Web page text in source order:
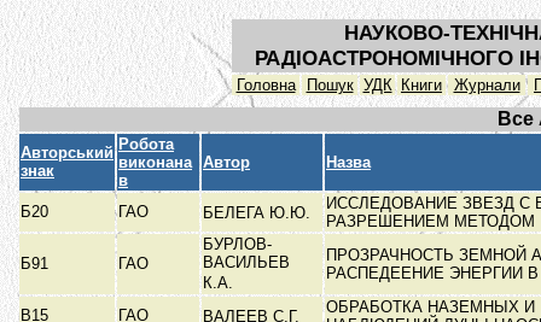
НАУКОВО-
РАДІОАСТРОНОМІЧНОГО
Головна Пошук УДК Книги Журнали
Все
Авторський
знак
Робота
виконана
в
Автор Назва
Б20 ГАО БЕЛЕГА Ю.Ю.
ИССЛЕДОВАНИЕ ЗВЕЗД
РАЗРЕШЕНИЕМ
Б91 ГАО
БУРЛОВ-
ВАСИЛЬЕВ
К.А.
ПРОЗРАЧНОСТЬ ЗЕМНОЙ
РАСПЕДЕЕНИЕ ЭНЕРГИИ
В15 ГАО ВАЛЕЕВ С.Г.
ОБРАБОТКА НАЗЕМНЫХ И